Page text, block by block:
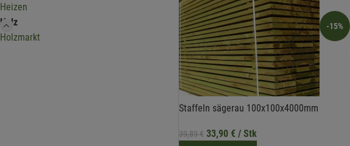
Heizen
Holz
Holzmarkt
-15%
Staffeln sägerau 100x100x4000mm
39,89€ 33,90 €/ Stk